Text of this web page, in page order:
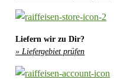
Liefern wir zu Dir?
» Liefergebiet prüfen